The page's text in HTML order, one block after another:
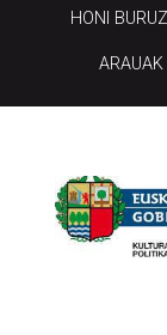
HONI BURUZ
ARAUAK